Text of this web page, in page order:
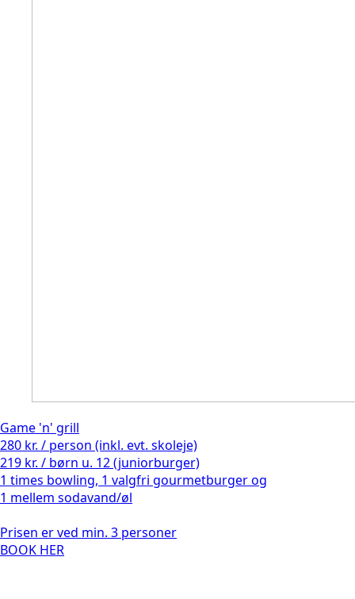
Game 'n' grill
280 kr. / person (inkl. evt. skoleje)
219 kr. / børn u. 12 (juniorburger)
1 times bowling, 1 valgfri gourmetburger og
1 mellem sodavand/øl
Prisen er ved min. 3 personer
BOOK HER